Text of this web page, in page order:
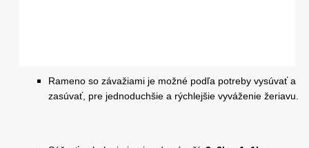
Rameno so závažiami je možné podľa potreby vysúvaťa
zasúvať, pre jednoduchšie a rýchlejšie vyváženie žeriavu.